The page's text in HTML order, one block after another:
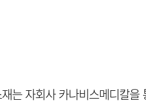
는 자회사 카나비스메디칼